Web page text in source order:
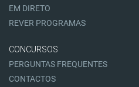
EM DIRETO
REVER PROGRAMAS
CONCURSOS
PERGUNTAS FREQUENTES
CONTACTOS